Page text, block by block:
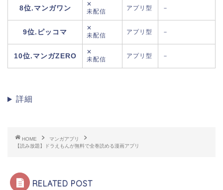
8位.マンガワン
✕
未配信
アプリ型 －
9位.ピッコマ
✕
未配信
アプリ型 －
10位.マンガZERO
✕
未配信
アプリ型 －
詳細
HOME
マンガアプリ
【読み放題】ドラえもんが無料で全巻読める漫画アプリ
RELATED POST